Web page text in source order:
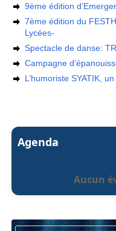
9ème édition
7ème édition du
Lycées-
Spectacle de danse:
Campagne
L’humoriste SYATIK,
Agenda
Aucun